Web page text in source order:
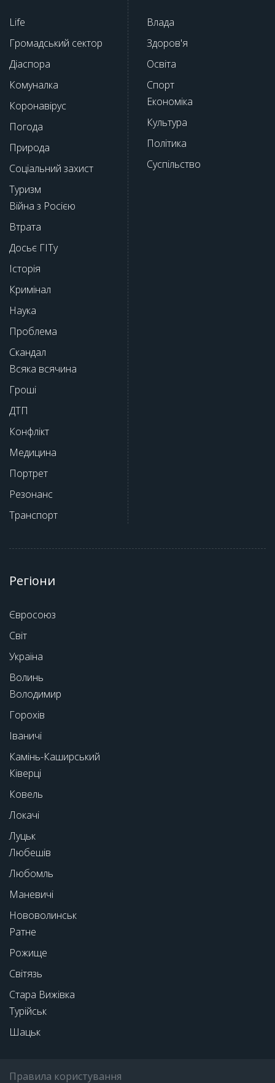
Life
Громадський сектор
Діаспора
Комуналка
Коронавірус
Погода
Природа
Соціальний захист
Туризм
Війна з Росією
Втрата
Досьє ГІТу
Історія
Кримінал
Наука
Проблема
Скандал
Всяка всячина
Гроші
ДТП
Конфлікт
Медицина
Портрет
Резонанс
Транспорт
Влада
Здоров'я
Освіта
Спорт
Економіка
Культура
Політика
Суспільство
Регіони
Євросоюз
Світ
Україна
Волинь
Володимир
Горохів
Іваничі
Камінь-Каширський
Ківерці
Ковель
Локачі
Луцьк
Любешів
Любомль
Маневичі
Нововолинськ
Ратне
Рожище
Світязь
Стара Вижівка
Турійськ
Шацьк
Правила користування